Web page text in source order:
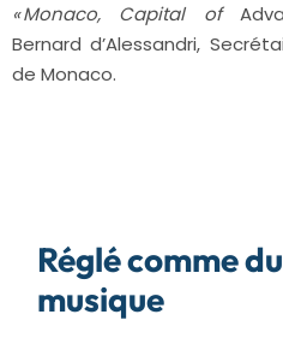
« Monaco, Capital of
Bernard d’Alessandri,
de Monaco.
Réglé comme
musique